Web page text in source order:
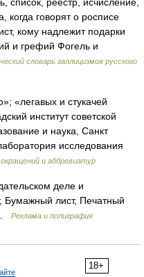
когда говорят о росписе
кому надлежит подарки
и грефий Фогель и
словарь галлицизмов русского
«легавых и стукачей
институт советской
и наука, Санкт
исследования
и аббревиатур
деле и
Бумажный лист, Печатный
Реклама и полиграфия
18+